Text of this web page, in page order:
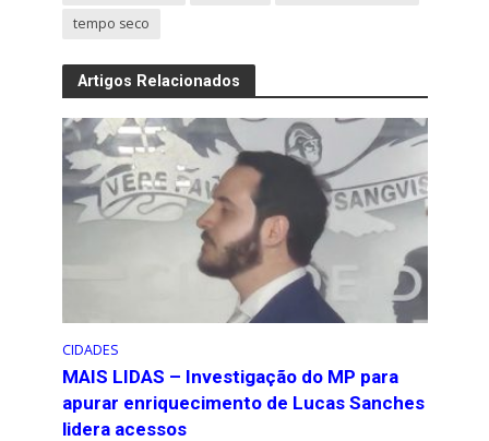
tempo seco
Artigos Relacionados
CIDADES
MAIS LIDAS – Investigação do MP para
apurar enriquecimento de Lucas Sanches
lidera acessos